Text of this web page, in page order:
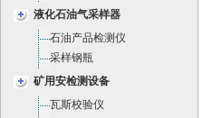
液化石油气采样器
石油产品检测仪
采样钢瓶
矿用安检测设备
瓦斯校验仪